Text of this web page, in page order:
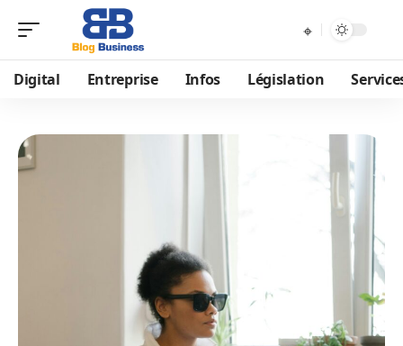
Digital Entreprise Infos Législation